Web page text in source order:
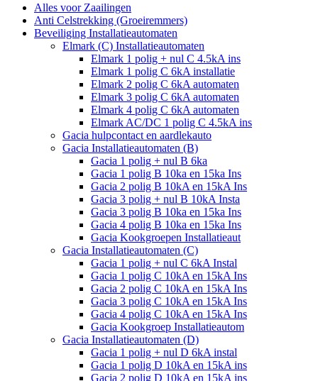
Alles voor Zaailingen
Anti Celstrekking (Groeiremmers)
Beveiliging Installatieautomaten
Elmark (C) Installatieautomaten
Elmark 1 polig + nul C 4.5kA ins
Elmark 1 polig C 6kA installatie
Elmark 2 polig C 6kA automaten
Elmark 3 polig C 6kA automaten
Elmark 4 polig C 6kA automaten
Elmark AC/DC 1 polig C 4.5kA ins
Gacia hulpcontact en aardlekauto
Gacia Installatieautomaten (B)
Gacia 1 polig + nul B 6ka
Gacia 1 polig B 10ka en 15ka Ins
Gacia 2 polig B 10kA en 15kA Ins
Gacia 3 polig + nul B 10kA Insta
Gacia 3 polig B 10ka en 15ka Ins
Gacia 4 polig B 10ka en 15ka Ins
Gacia Kookgroepen Installatieaut
Gacia Installatieautomaten (C)
Gacia 1 polig + nul C 6kA Instal
Gacia 1 polig C 10kA en 15kA Ins
Gacia 2 polig C 10kA en 15kA Ins
Gacia 3 polig C 10kA en 15kA Ins
Gacia 4 polig C 10kA en 15kA Ins
Gacia Kookgroep Installatieautom
Gacia Installatieautomaten (D)
Gacia 1 polig + nul D 6kA instal
Gacia 1 polig D 10kA en 15kA ins
Gacia 2 polig D 10kA en 15kA ins